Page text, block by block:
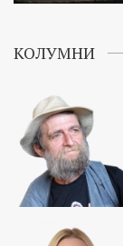
КОЛУМНИ